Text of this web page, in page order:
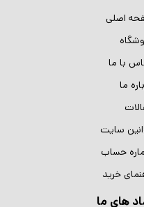
اصلی
با ما
ما
سایت
حساب
خرید
های ما